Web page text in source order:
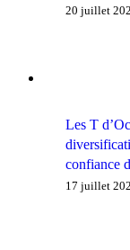
20 juillet
Les T
confiance
17 juillet